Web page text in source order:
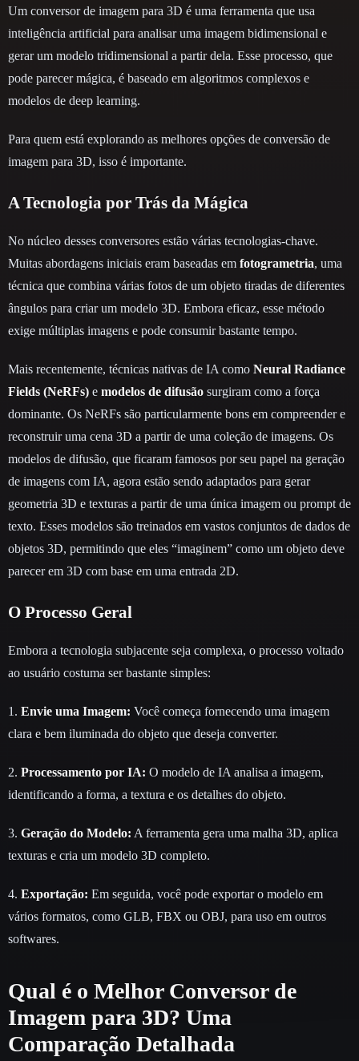
Um conversor de imagem para 3D é uma ferramenta que usa
inteligência artificial para analisar uma imagem bidimensional e
gerar um modelo tridimensional a partir dela. Esse processo, que
pode parecer mágica, é baseado em algoritmos complexos e
modelos de deep learning.
Para quem está explorando as melhores opções de conversão de
imagem para 3D, isso é importante.
A Tecnologia por Trás da Mágica
No núcleo desses conversores estão várias tecnologias-chave.
Muitas abordagens iniciais eram baseadas em fotogrametria, uma
técnica que combina várias fotos de um objeto tiradas de diferentes
ângulos para criar um modelo 3D. Embora eficaz, esse método
exige múltiplas imagens e pode consumir bastante tempo.
Mais recentemente, técnicas nativas de IA como Neural Radiance
Fields (NeRFs) e modelos de difusão surgiram como a força
dominante. Os NeRFs são particularmente bons em compreender e
reconstruir uma cena 3D a partir de uma coleção de imagens. Os
modelos de difusão, que ficaram famosos por seu papel na geração
de imagens com IA, agora estão sendo adaptados para gerar
geometria 3D e texturas a partir de uma única imagem ou prompt de
texto. Esses modelos são treinados em vastos conjuntos de dados de
objetos 3D, permitindo que eles “imaginem” como um objeto deve
parecer em 3D com base em uma entrada 2D.
O Processo Geral
Embora a tecnologia subjacente seja complexa, o processo voltado
ao usuário costuma ser bastante simples:
1. Envie uma Imagem: Você começa fornecendo uma imagem
clara e bem iluminada do objeto que deseja converter.
2. Processamento por IA: O modelo de IA analisa a imagem,
identificando a forma, a textura e os detalhes do objeto.
3. Geração do Modelo: A ferramenta gera uma malha 3D, aplica
texturas e cria um modelo 3D completo.
4. Exportação: Em seguida, você pode exportar o modelo em
vários formatos, como GLB, FBX ou OBJ, para uso em outros
softwares.
Qual é o Melhor Conversor de
Imagem para 3D? Uma
Comparação Detalhada